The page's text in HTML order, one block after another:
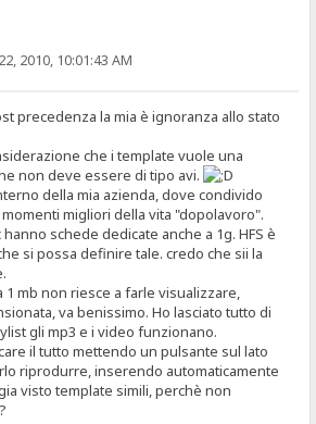
2010, 10:01:43 AM
precedenza la mia è ignoranza allo stato
che i template vuole una
non deve essere di tipo avi.
della mia azienda, dove condivido
migliori della vita "dopolavoro".
schede dedicate anche a 1g. HFS è
si possa definire tale. credo che sii la
mb non riesce a farle visualizzare,
va benissimo. Ho lasciato tutto di
gli mp3 e i video funzionano.
il tutto mettendo un pulsante sul lato
riprodurre, inserendo automaticamente
visto template simili, perchè non